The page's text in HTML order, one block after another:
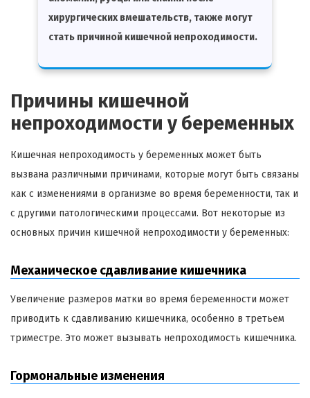
хирургических вмешательств, также могут
стать причиной кишечной непроходимости.
Причины кишечной
непроходимости у беременных
Кишечная непроходимость у беременных может быть
вызвана различными причинами, которые могут быть связаны
как с изменениями в организме во время беременности, так и
с другими патологическими процессами. Вот некоторые из
основных причин кишечной непроходимости у беременных:
Механическое сдавливание кишечника
Увеличение размеров матки во время беременности может
приводить к сдавливанию кишечника, особенно в третьем
триместре. Это может вызывать непроходимость кишечника.
Гормональные изменения